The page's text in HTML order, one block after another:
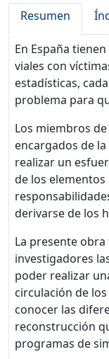
Resumen
En España
viales con
estadísticas,
problema para
Los miembros
encargados de
realizar un
de los
derivarse de los
La presente
investigadores
poder realizar
circulación de
conocer las
reconstrucción
programas de